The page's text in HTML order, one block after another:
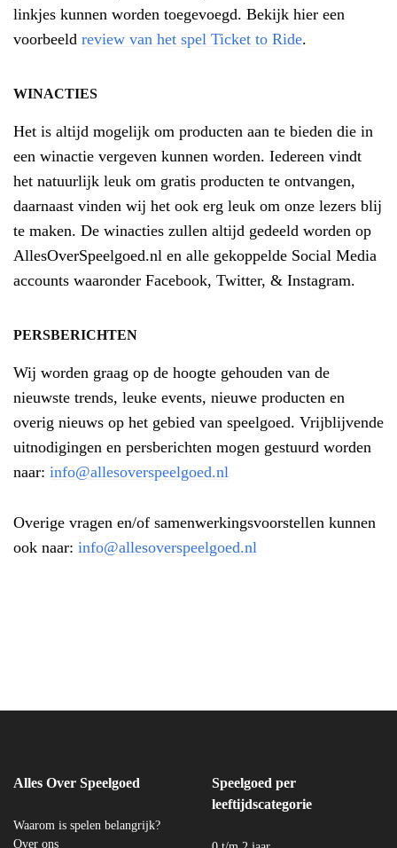
linkjes kunnen worden toegevoegd. Bekijk hier een
voorbeeld review van het spel Ticket to Ride.
WINACTIES
Het is altijd mogelijk om producten aan te bieden die in
een winactie vergeven kunnen worden. Iedereen vindt
het natuurlijk leuk om gratis producten te ontvangen,
daarnaast vinden wij het ook erg leuk om onze lezers blij
te maken. De winacties zullen altijd gedeeld worden op
AllesOverSpeelgoed.nl en alle gekoppelde Social Media
accounts waaronder Facebook, Twitter, & Instagram.
PERSBERICHTEN
Wij worden graag op de hoogte gehouden van de
nieuwste trends, leuke events, nieuwe producten en
overig nieuws op het gebied van speelgoed. Vrijblijvende
uitnodigingen en persberichten mogen gestuurd worden
naar: info@allesoverspeelgoed.nl
Overige vragen en/of samenwerkingsvoorstellen kunnen
ook naar: info@allesoverspeelgoed.nl
Alles Over Speelgoed
Waarom is spelen belangrijk?
Over ons
Speelgoed per
leeftijdscategorie